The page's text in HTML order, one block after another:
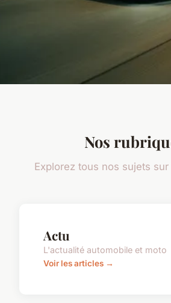
Nos
Explorez tous nos sujets
Actu
L'actualité automobile et moto
Voir les articles →